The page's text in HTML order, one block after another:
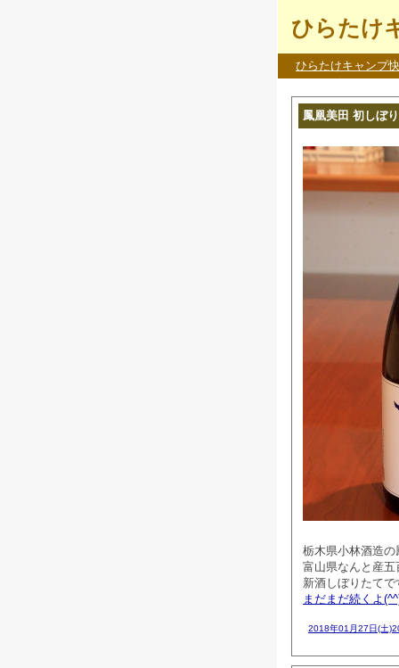
ひらたけ
ひらたけキャンプ
鳳凰美田 初しぼ
栃木県小林酒造の
富山県なんと産五
新酒しぼりたてで
まだまだ続くよ
2018年01月27日(土